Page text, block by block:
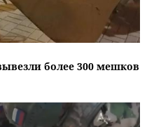
более 300 мешков